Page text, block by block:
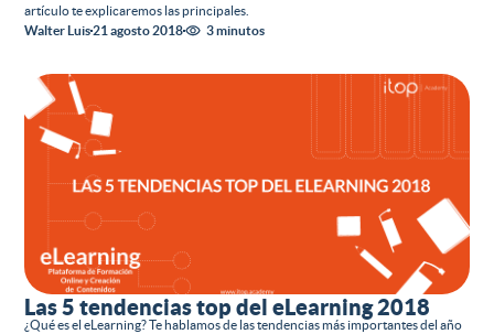
artículo te explicaremos las principales.
Walter Luis21 agosto 2018 3 minutos
Las 5 tendencias top del eLearning 2018
¿Qué es el eLearning? Te hablamos de las tendencias más importantes del año